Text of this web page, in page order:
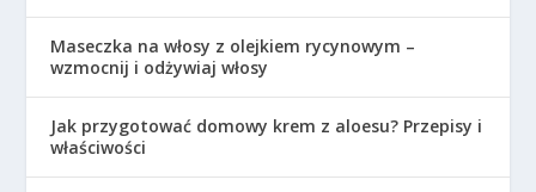
Maseczka na włosy z olejkiem rycynowym –
wzmocnij i odżywiaj włosy
Jak przygotować domowy krem z aloesu? Przepisy i
właściwości